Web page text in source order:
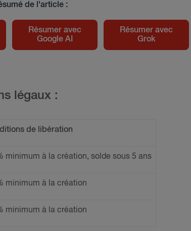
de l'article :
Résumer avec
Google AI
Résumer avec
Grok
légaux :
de libération
minimum à la création, solde sous 5 ans
minimum à la création
minimum à la création